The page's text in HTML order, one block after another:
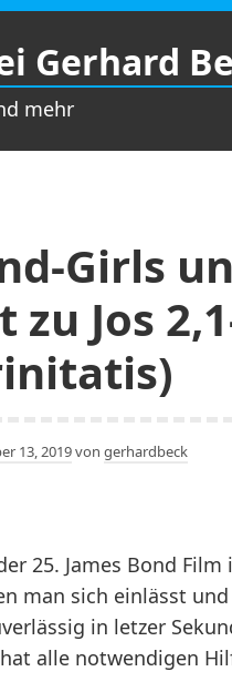
Gerhard
mehr
Girls
zu Jos
13, 2019von gerhardbeck
25. James Bond
man sich einlässt
in letzer
alle notwendigen